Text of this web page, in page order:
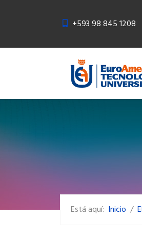
+593 98 845 1208
Está aquí: Inicio